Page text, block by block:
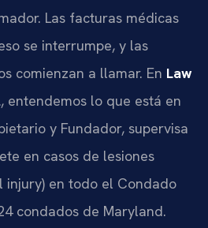
Las facturas médicas
se interrumpe, y las
comienzan a llamar. En Law
, entendemos lo que está en
y Fundador, supervisa
en casos de lesiones
injury) en todo el Condado
condados de Maryland.